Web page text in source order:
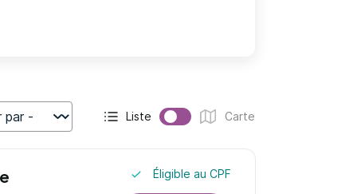
Affichage actif :
Liste
Affichage :
Carte
Éligible au CPF